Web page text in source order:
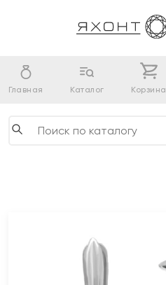
Главная Каталог Корзина